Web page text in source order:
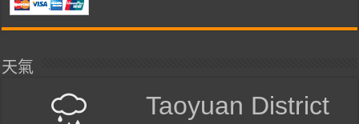
天氣
Taoyuan District